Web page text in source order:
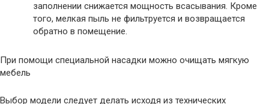
заполнении снижается мощность всасывания. Кроме
того, мелкая пыль не фильтруется и возвращается
обратно в помещение.
При помощи специальной насадки можно очищать мягкую
мебель
Выбор модели следует делать исходя из технических